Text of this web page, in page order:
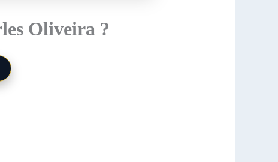
Oliveira ?